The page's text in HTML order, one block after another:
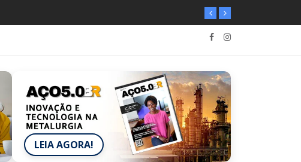
LEIA AGORA!